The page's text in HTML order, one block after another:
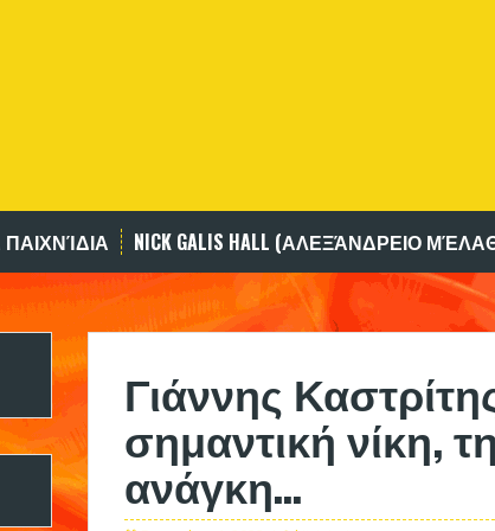
NICK GALIS HALL (ΑΛΕΞΆΝΔΡΕΙΟ
Γιάννης
σημαντική νίκη,
ανάγκη…